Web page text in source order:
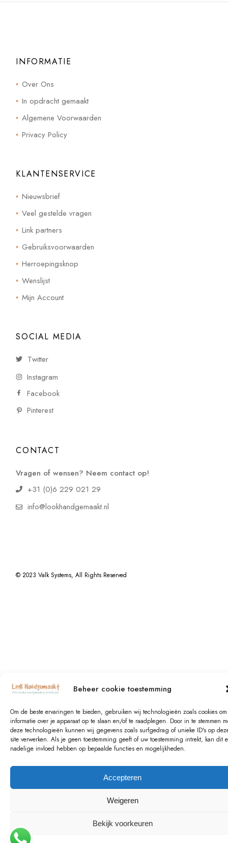
Beheer cookie toestemming
Om de beste ervaringen te bieden, gebruiken wij technologieën zoals cookies om
informatie over je apparaat op te slaan en/of te raadplegen. Door in te stemmen
deze technologieën kunnen wij gegevens zoals surfgedrag of unieke ID's op
site verwerken. Als je geen toestemming geeft of uw toestemming intrekt, kan dit
nadelige invloed hebben op bepaalde functies en mogelijkheden.
Accepteren
Weigeren
Bekijk voorkeuren
INFORMATIE
Over Ons
In opdracht gemaakt
Algemene Voorwaarden
Privacy Policy
KLANTENSERVICE
Nieuwsbrief
Veel gestelde vragen
Link partners
Gebruiksvoorwaarden
Herroepingsknop
Wenslijst
Mijn Account
SOCIAL MEDIA
Twitter
Instagram
Facebook
Pinterest
CONTACT
Vragen of wensen? Neem contact op!
+31 (0)6 229 021 29
info@lookhandgemaakt.nl
© 2023Valk Systems, All Rights Reserved